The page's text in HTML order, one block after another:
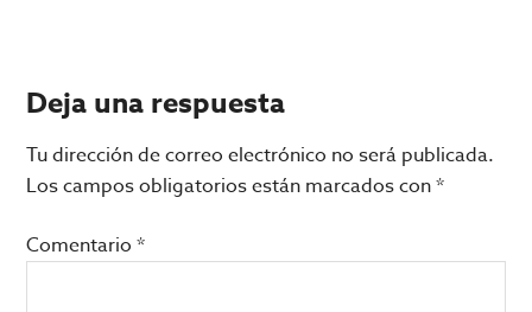
Interacciones
con
los
lectores
Deja una respuesta
Tu dirección de correo electrónico no será publicada.
Los campos obligatorios están marcados con*
Comentario*